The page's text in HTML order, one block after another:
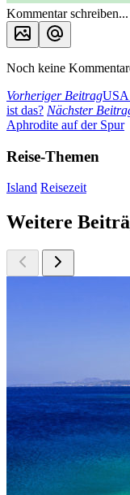
Kommentar schreiben...
Noch keine
Vorheriger BeitragUSA
ist das? Nächster
Aphrodite auf der Spur
Reise-Themen
Island Reisezeit
Weitere